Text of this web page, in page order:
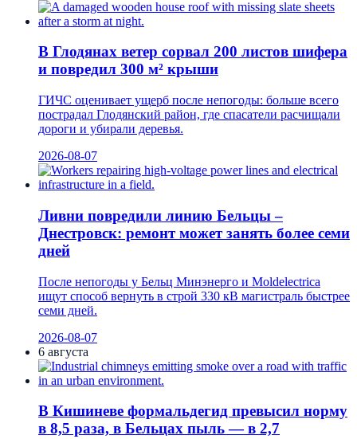
В Глодянах ветер сорвал 200 листов шифера
и повредил 300 м² крыши
ГИЧС оценивает ущерб после непогоды: больше всего
пострадал Глодянский район, где спасатели расчищали
дороги и убирали деревья.
2026-08-07
Ливни повредили линию Бельцы –
Днестровск: ремонт может занять более семи
дней
После непогоды у Бельц Минэнерго и Moldelectrica
ищут способ вернуть в строй 330 кВ магистраль быстрее
семи дней.
2026-08-07
6 августа
В Кишиневе формальдегид превысил норму
в 8,5 раза, в Бельцах пыль — в 2,7